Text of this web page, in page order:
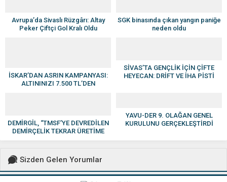
Avrupa’da Sivaslı Rüzgârı: Altay
Peker Çiftçi Gol Kralı Oldu
SGK binasında çıkan yangın paniğe
neden oldu
İSKAR’DAN ASRIN KAMPANYASI:
ALTININIZI 7.500 TL’DEN
SİVAS’TA GENÇLİK İÇİN ÇİFTE
HEYECAN: DRİFT VE İHA PİSTİ
DEMİRGİL, “TMSF’YE DEVREDİLEN
DEMİRÇELİK TEKRAR ÜRETİME
GEÇMELİ”
YAVU-DER 9. OLAĞAN GENEL
KURULUNU GERÇEKLEŞTİRDİ
Sizden Gelen Yorumlar